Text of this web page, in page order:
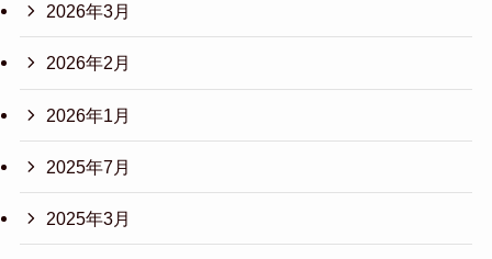
2026年3月
2026年2月
2026年1月
2025年7月
2025年3月